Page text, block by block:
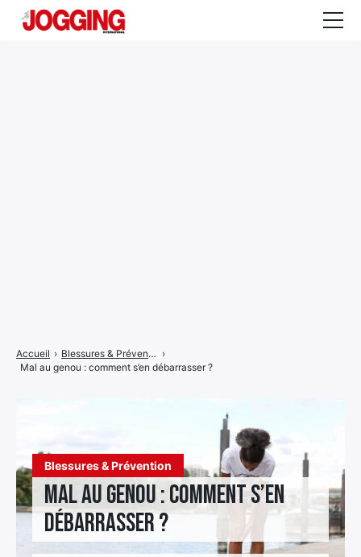
Blessures & Prévention
Mal au genou : comment s’en
débarrasser ?
Accueil › Blessures & Prévention ›
Mal au genou : comment s’en débarrasser ?
menu
de
menu